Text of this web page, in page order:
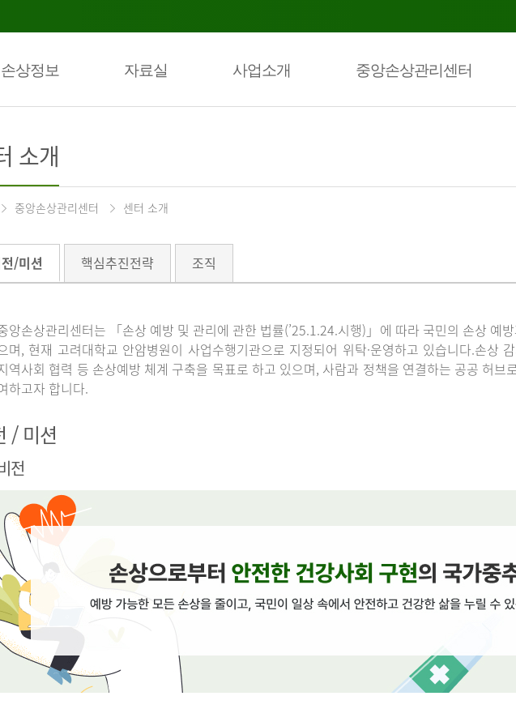
손상정보 자료실 사업소개 중앙손상관리센터
소개
중앙손상관리센터 센터 소개
/미션 핵심추진전략 조직
앙손상관리센터는 「손상 예방 및 관리에 관한 법률(’25.1.24.시행)」에 따라 국민의 손상 예
며, 현재 고려대학교 안암병원이 사업수행기관으로 지정되어 위탁·운영하고 있습니다.손상
역사회 협력 등 손상예방 체계 구축을 목표로 하고 있으며, 사람과 정책을 연결하는 공공 허브
하고자 합니다.
/ 미션
전